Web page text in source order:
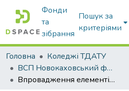
Фонди
та
зібрання
Пошук за
критеріями
Головна
Коледжі ТДАТУ
ВСП Новокаховський фаховий коледж ТДАТУ
Впровадження елементів змішаного навчання у переміщених закладах освіти